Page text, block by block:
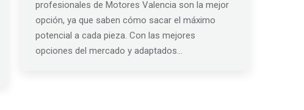
profesionales de Motores Valencia son la mejor
opción, ya que saben cómo sacar el máximo
potencial a cada pieza. Con las mejores
opciones del mercado y adaptados…